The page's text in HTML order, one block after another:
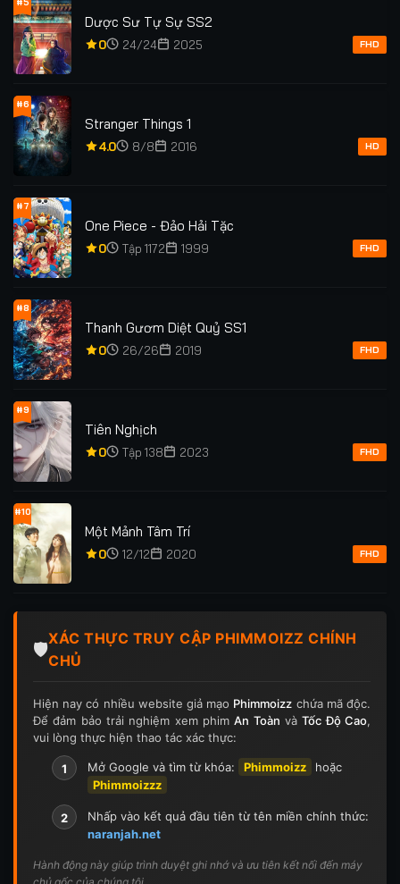
Dược Sư Tự Sự SS2
0 24/24 2025 FHD
#6
Stranger Things 1
4.0 8/8 2016 HD
#7
One Piece - Đảo Hải Tặc
0 Tập 1172 1999 FHD
#8
Thanh Gươm Diệt Quỷ SS1
0 26/26 2019 FHD
#9
Tiên Nghịch
0 Tập 138 2023 FHD
#10
Một Mảnh Tâm Trí
0 12/12 2020 FHD
🛡️
XÁC THỰC TRUY CẬP PHIMMOIZZ CHÍNH
CHỦ
Hiện nay có nhiều website giả mạo Phimmoizz chứa mã độc.
Để đảm bảo trải nghiệm xem phimAn Toàn vàTốc Độ Cao,
vui lòng thực hiện thao tác xác thực:
1 Mở Google và tìm từ khóa: Phimmoizz
hoặc
Phimmoizzz
2
Nhấp vào kết quả đầu tiên từ tên miền chính thức:
naranjah.net
Hành động này giúp trình duyệt ghi nhớ và ưu tiên kết nối đến máy
chủ gốc của chúng tôi.